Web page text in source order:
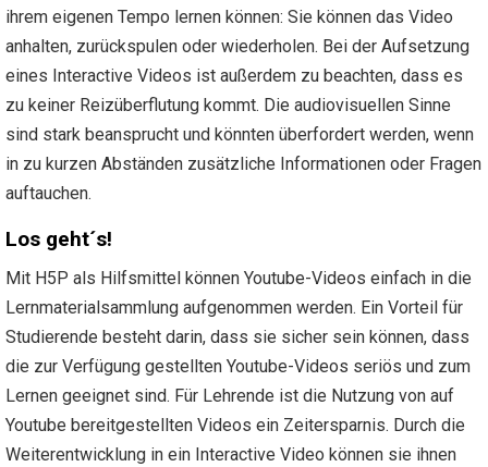
ihrem eigenen Tempo lernen können: Sie können das Video
anhalten, zurückspulen oder wiederholen. Bei der Aufsetzung
eines Interactive Videos ist außerdem zu beachten, dass es
zu keiner Reizüberflutung kommt. Die audiovisuellen Sinne
sind stark beansprucht und könnten überfordert werden, wenn
in zu kurzen Abständen zusätzliche Informationen oder Fragen
auftauchen.
Los geht´s!
Mit H5P als Hilfsmittel können Youtube-Videos einfach in die
Lernmaterialsammlung aufgenommen werden. Ein Vorteil für
Studierende besteht darin, dass sie sicher sein können, dass
die zur Verfügung gestellten Youtube-Videos seriös und zum
Lernen geeignet sind. Für Lehrende ist die Nutzung von auf
Youtube bereitgestellten Videos ein Zeitersparnis. Durch die
Weiterentwicklung in ein Interactive Video können sie ihnen